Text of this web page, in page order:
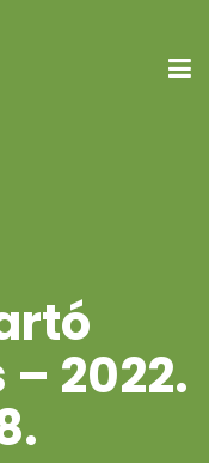
2022.